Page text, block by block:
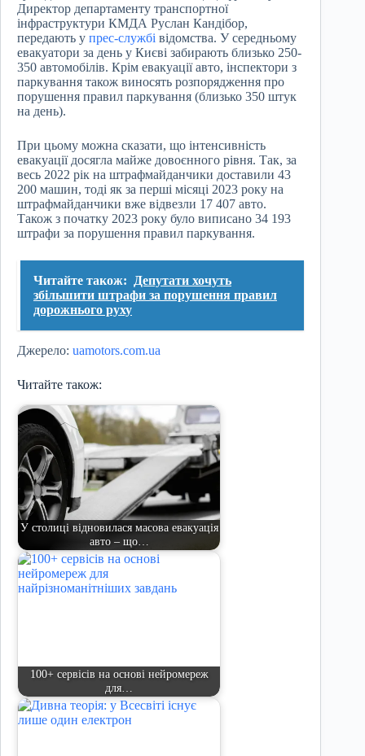
Директор департаменту транспортної
інфраструктури КМДА Руслан Кандібор,
передають у прес-службі відомства. У середньому
евакуатори за день у Києві забирають близько 250-
350 автомобілів. Крім евакуації авто, інспектори з
паркування також виносять розпорядження про
порушення правил паркування (близько 350 штук
на день).
При цьому можна сказати, що інтенсивність
евакуації досягла майже довоєнного рівня. Так, за
весь 2022 рік на штрафмайданчики доставили 43
200 машин, тоді як за перші місяці 2023 року на
штрафмайданчики вже відвезли 17 407 авто.
Також з початку 2023 року було виписано 34 193
штрафи за порушення правил паркування.
Читайте також:
Депутати хочуть
збільшити штрафи за порушення правил
дорожнього руху
Джерело: uamotors.com.ua
Читайте також:
У столиці відновилася масова евакуація
авто – що…
100+ сервісів на основі нейромереж
для…